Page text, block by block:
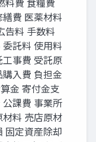
費 医薬材料
告料 手数料
託料 使用料
事費 受託原
入費 負担金
金 寄付金支
課費 事業所
料 売店原材
固定資産除却